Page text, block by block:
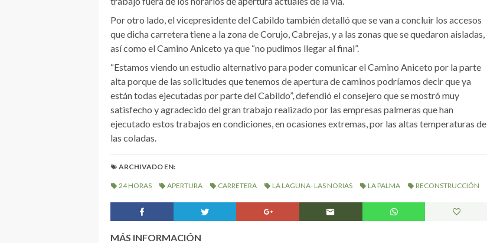
Por otro lado, el vicepresidente del Cabildo también detalló que se van a concluir los accesos
que dicha carretera tiene a la zona de Corujo, Cabrejas, y a las zonas que se quedaron aisladas,
así como el Camino Aniceto ya que “no pudimos llegar al final”.
“Estamos viendo un estudio alternativo para poder comunicar el Camino Aniceto por la parte
alta porque de las solicitudes que tenemos de apertura de caminos podríamos decir que ya
están todas ejecutadas por parte del Cabildo”, defendió el consejero que se mostró muy
satisfecho y agradecido del gran trabajo realizado por las empresas palmeras que han
ejecutado estos trabajos en condiciones, en ocasiones extremas, por las altas temperaturas de
las coladas.
ARCHIVADO EN:
24 HORAS APERTURA CARRETERA LA LAGUNA- LAS NORIAS LA PALMA RECONSTRUCCIÓN
MÁS INFORMACIÓN